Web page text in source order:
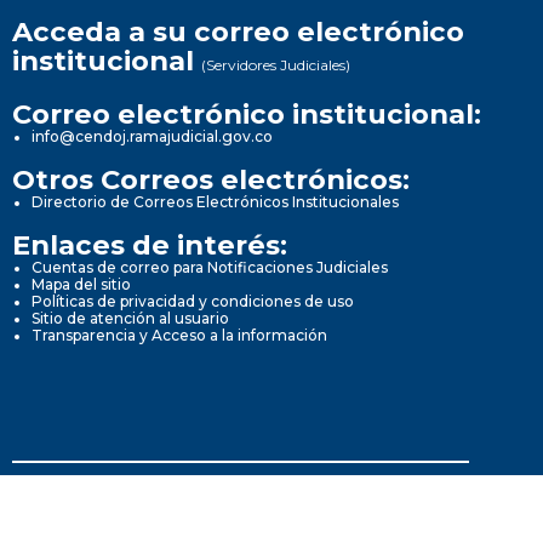
Acceda a su correo electrónico
institucional (Servidores Judiciales)
Correo electrónico institucional:
info@cendoj.ramajudicial.gov.co
Otros Correos electrónicos:
Directorio de Correos Electrónicos Institucionales
Enlaces de interés:
Cuentas de correo para Notificaciones Judiciales
Mapa del sitio
Políticas de privacidad y condiciones de uso
Sitio de atención al usuario
Transparencia y Acceso a la información